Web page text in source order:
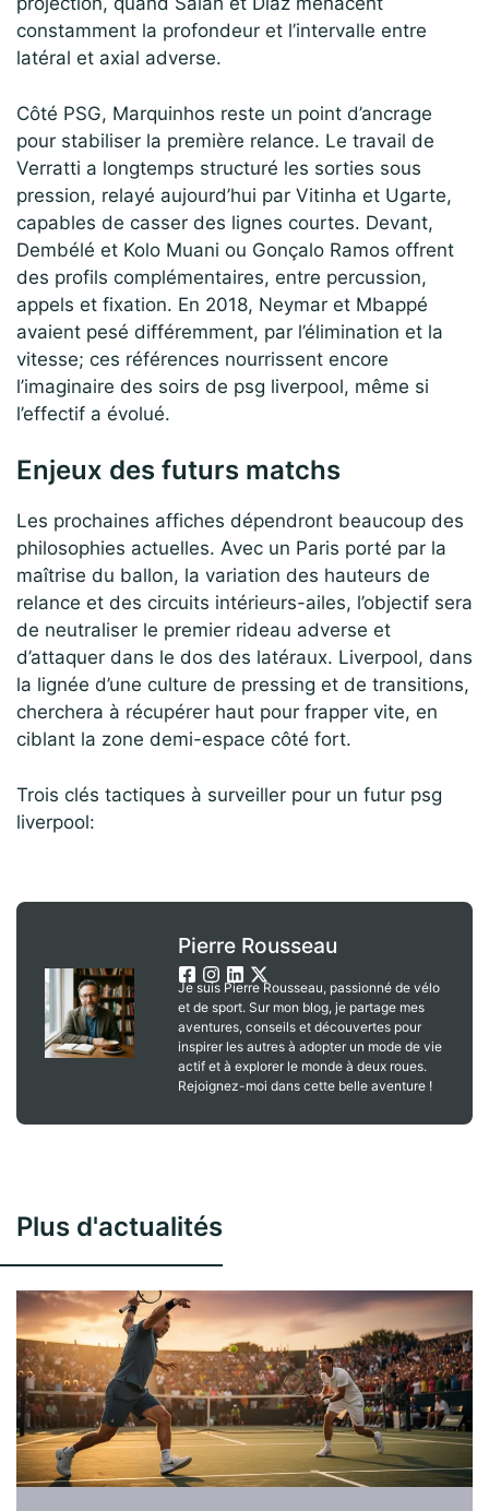
constamment la profondeur et l’intervalle entre
latéral et axial adverse.
Côté PSG, Marquinhos reste un point d’ancrage
pour stabiliser la première relance. Le travail de
Verratti a longtemps structuré les sorties sous
pression, relayé aujourd’hui par Vitinha et Ugarte,
capables de casser des lignes courtes. Devant,
Dembélé et Kolo Muani ou Gonçalo Ramos offrent
des profils complémentaires, entre percussion,
appels et fixation. En 2018, Neymar et Mbappé
avaient pesé différemment, par l’élimination et la
vitesse; ces références nourrissent encore
l’imaginaire des soirs de psg liverpool, même si
l’effectif a évolué.
Enjeux des futurs matchs
Les prochaines affiches dépendront beaucoup des
philosophies actuelles. Avec un Paris porté par la
maîtrise du ballon, la variation des hauteurs de
relance et des circuits intérieurs-ailes, l’objectif sera
de neutraliser le premier rideau adverse et
d’attaquer dans le dos des latéraux. Liverpool, dans
la lignée d’une culture de pressing et de transitions,
cherchera à récupérer haut pour frapper vite, en
ciblant la zone demi-espace côté fort.
Trois clés tactiques à surveiller pour un futur psg
liverpool:
Pierre Rousseau
Je suis Pierre Rousseau, passionné de vélo
et de sport. Sur mon blog, je partage mes
aventures, conseils et découvertes pour
inspirer les autres à adopter un mode de vie
actif et à explorer le monde à deux roues.
Rejoignez-moi dans cette belle aventure !
Plus d'actualités